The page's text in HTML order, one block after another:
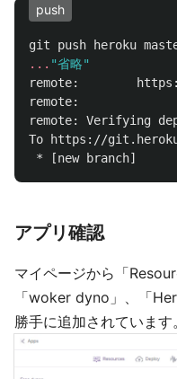
push
git push heroku
... "省略"
remote:
remote:
remote:
Verifying
To https://
*
[new branch]
アプリ確認
マイページから「
「woker dyno」、「
勝手に追加されています。